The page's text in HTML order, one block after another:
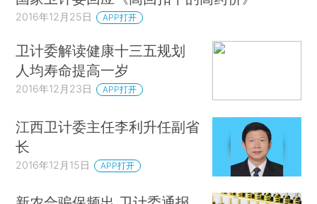
2016年12月25日 APP打开
卫计委解读健康十三五规划
人均寿命提高一岁
2016年12月23日 APP打开
江西卫计委主任李利升任副省
长
2016年12月15日 APP打开